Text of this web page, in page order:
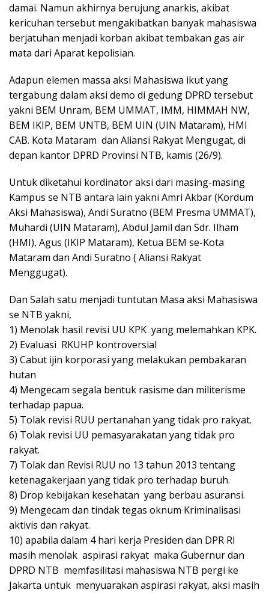
damai. Namun akhirnya berujung anarkis, akibat
kericuhan tersebut mengakibatkan banyak mahasiswa
berjatuhan menjadi korban akibat tembakan gas air
mata dari Aparat kepolisian.
Adapun elemen massa aksi Mahasiswa ikut yang
tergabung dalam aksi demo di gedung DPRD tersebut
yakni BEM Unram, BEM UMMAT, IMM, HIMMAH NW,
BEM IKIP, BEM UNTB, BEM UIN (UIN Mataram), HMI
CAB. Kota Mataram dan Aliansi Rakyat Mengugat, di
depan kantor DPRD Provinsi NTB, kamis (26/9).
Untuk diketahui kordinator aksi dari masing-masing
Kampus se NTB antara lain yakni Amri Akbar (Kordum
Aksi Mahasiswa), Andi Suratno (BEM Presma UMMAT),
Muhardi (UIN Mataram), Abdul Jamil dan Sdr. Ilham
(HMI), Agus (IKIP Mataram), Ketua BEM se-Kota
Mataram dan Andi Suratno ( Aliansi Rakyat
Menggugat).
Dan Salah satu menjadi tuntutan Masa aksi Mahasiswa
se NTB yakni,
1) Menolak hasil revisi UU KPK yang melemahkan KPK.
2) Evaluasi RKUHP kontroversial
3) Cabut ijin korporasi yang melakukan pembakaran
hutan
4) Mengecam segala bentuk rasisme dan militerisme
terhadap papua.
5) Tolak revisi RUU pertanahan yang tidak pro rakyat.
6) Tolak revisi UU pemasyarakatan yang tidak pro
rakyat.
7) Tolak dan Revisi RUU no 13 tahun 2013 tentang
ketenagakerjaan yang tidak pro terhadap buruh.
8) Drop kebijakan kesehatan yang berbau asuransi.
9) Mengecam dan tindak tegas oknum Kriminalisasi
aktivis dan rakyat.
10) apabila dalam 4 hari kerja Presiden dan DPR RI
masih menolak aspirasi rakyat maka Gubernur dan
DPRD NTB memfasilitasi mahasiswa NTB pergi ke
Jakarta untuk menyuarakan aspirasi rakyat, aksi masih